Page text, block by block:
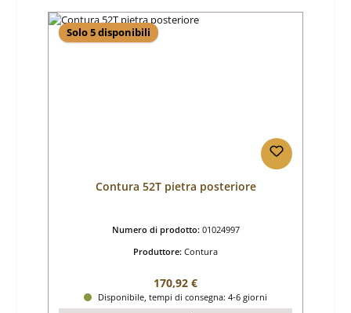
Solo 5 disponibili
Contura 52T pietra posteriore
Numero di prodotto: 01024997
Produttore: Contura
Prezzo normale:
170,92 €
Disponibile, tempi di consegna: 4-6 giorni